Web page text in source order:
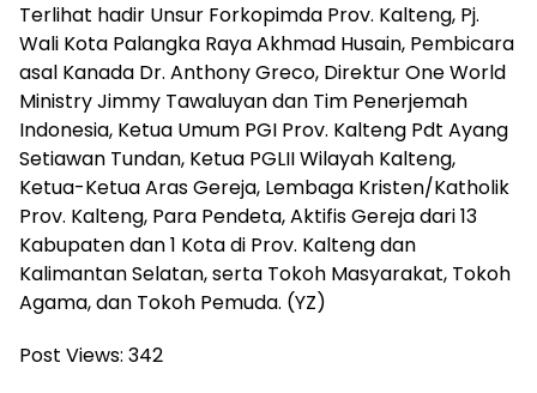
Terlihat hadir Unsur Forkopimda Prov. Kalteng, Pj.
Wali Kota Palangka Raya Akhmad Husain, Pembicara
asal Kanada Dr. Anthony Greco, Direktur One World
Ministry Jimmy Tawaluyan dan Tim Penerjemah
Indonesia, Ketua Umum PGI Prov. Kalteng Pdt Ayang
Setiawan Tundan, Ketua PGLII Wilayah Kalteng,
Ketua-Ketua Aras Gereja, Lembaga Kristen/Katholik
Prov. Kalteng, Para Pendeta, Aktifis Gereja dari 13
Kabupaten dan 1 Kota di Prov. Kalteng dan
Kalimantan Selatan, serta Tokoh Masyarakat, Tokoh
Agama, dan Tokoh Pemuda. (YZ)
Post Views: 342